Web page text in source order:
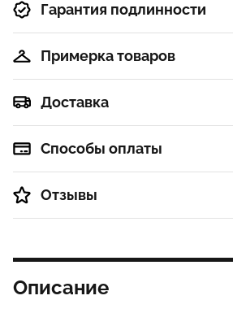
Гарантия подлинности
Примерка товаров
Доставка
Способы оплаты
Отзывы
Описание